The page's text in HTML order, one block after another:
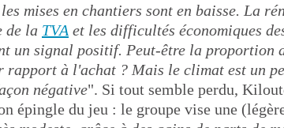
mises en chantiers sont en baisse. La
de la TVA et les difficultés économiques
un signal positif. Peut-être la proportion
rapport à l'achat ? Mais le climat est un
négative". Si tout semble perdu,
épingle du jeu : le groupe vise une